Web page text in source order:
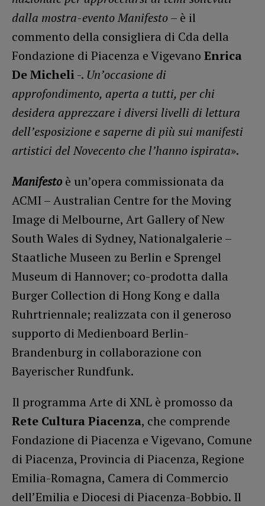
dalla mostra-evento Manifesto– è il
commento della consigliera di Cda della
Fondazione di Piacenza e Vigevano Enrica
De Micheli-. Un’occasione di
approfondimento, aperta a tutti, per chi
desidera apprezzare i diversi livelli di lettura
dell’esposizione e saperne di più sui manifesti
artistici del Novecento che l’hanno ispirata».
Manifesto è un’opera commissionata da
ACMI – Australian Centre for the Moving
Image di Melbourne, Art Gallery of New
South Wales di Sydney, Nationalgalerie –
Staatliche Museen zu Berlin e Sprengel
Museum di Hannover; co-prodotta dalla
Burger Collection di Hong Kong e dalla
Ruhrtriennale; realizzata con il generoso
supporto di Medienboard Berlin-
Brandenburg in collaborazione con
Bayerischer Rundfunk.
Il programma Arte di XNL è promosso da
Rete Cultura Piacenza, che comprende
Fondazione di Piacenza e Vigevano, Comune
di Piacenza, Provincia di Piacenza, Regione
Emilia-Romagna, Camera di Commercio
dell’Emilia e Diocesi di Piacenza-Bobbio. Il